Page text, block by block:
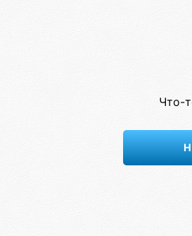
Что-